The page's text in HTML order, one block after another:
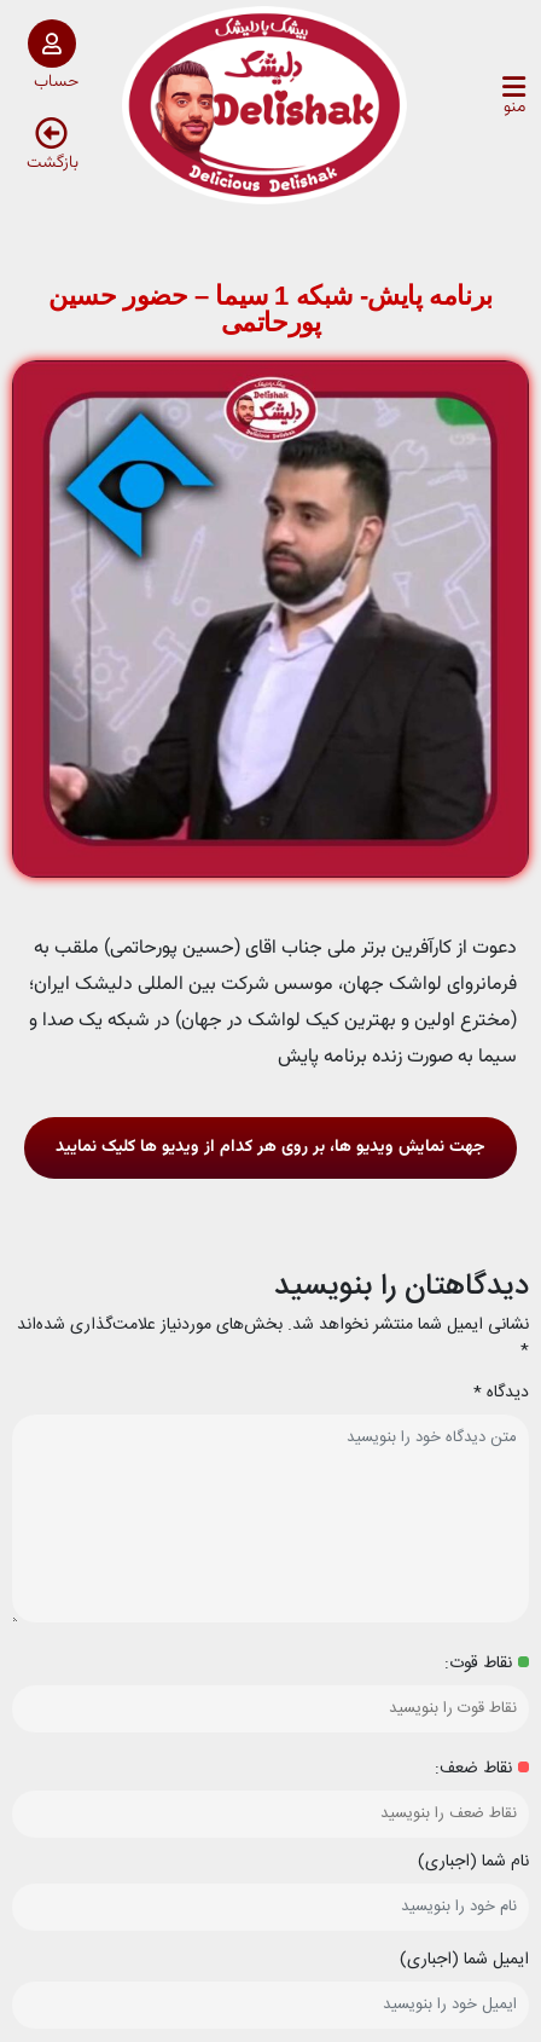
منو
حساب
بازگشت
برنامه پایش- شبکه 1 سیما – حضور حسین
پورحاتمی
دعوت از کارآفرین برتر ملی جناب اقای (حسین پورحاتمی) ملقب به
فرمانروای لواشک جهان، موسس شرکت بین المللی دلیشک ایران؛
(مخترع اولین و بهترین کیک ‌لواشک در جهان) در شبکه یک صدا و
سیما به صورت زنده برنامه پایش
جهت نمایش ویدیو ها، بر روی هر کدام از ویدیو ها کلیک نمایید
دیدگاهتان را بنویسید
نشانی ایمیل شما منتشر نخواهد شد. بخش‌های موردنیاز علامت‌گذاری شده‌اند
*
دیدگاه*
نقاط قوت:
نقاط ضعف:
نام شما (اجباری)
ایمیل شما (اجباری)